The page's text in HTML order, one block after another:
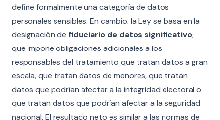
define formalmente una categoría de datos
personales sensibles. En cambio, la Ley se basa en la
designación de fiduciario de datos significativo,
que impone obligaciones adicionales a los
responsables del tratamiento que tratan datos a gran
escala, que tratan datos de menores, que tratan
datos que podrían afectar a la integridad electoral o
que tratan datos que podrían afectar a la seguridad
nacional. El resultado neto es similar a las normas de